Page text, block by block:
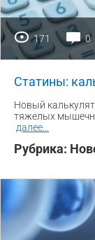
171 0
Статины:
Новый
тяжелых
далее
Рубрика: